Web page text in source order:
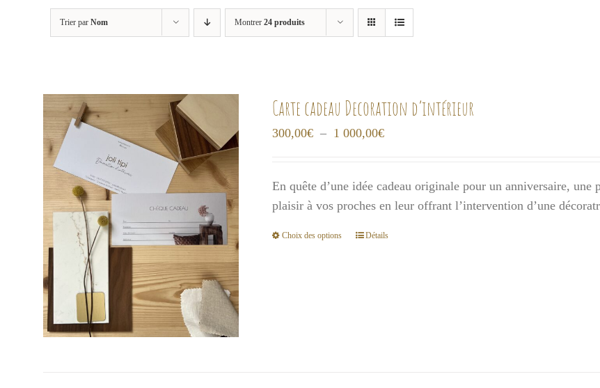
Trier par Nom Montrer 24 produits
Carte cadeau Decoration d’intérieur
300,00€ – 1 000,00€Plage
300,00€
à
1
En quête d’une idée cadeau originale pour un anniversaire,
plaisir à vos proches en leur offrant l’intervention d’une
Choix des options
CeDétails